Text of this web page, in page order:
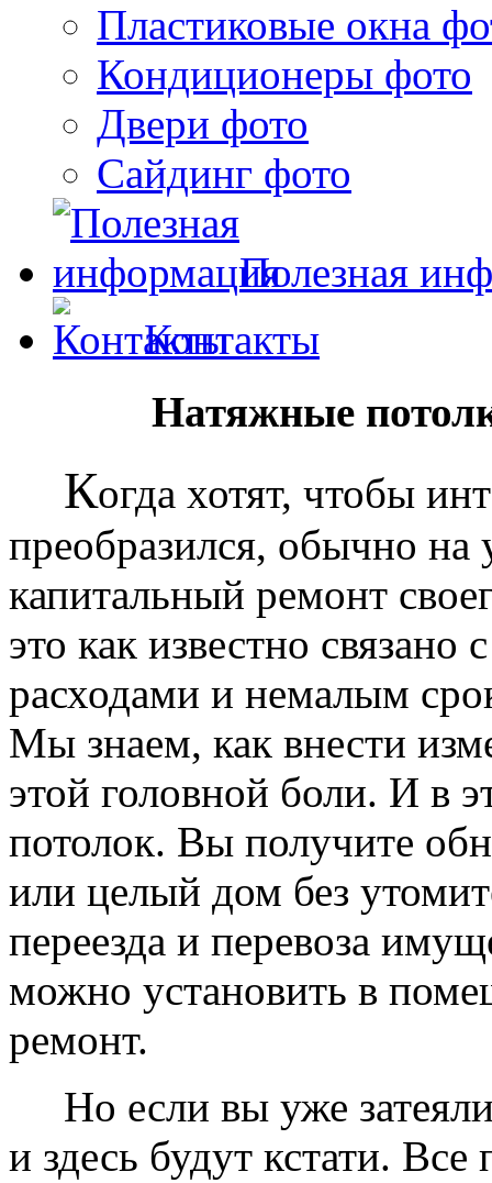
Пластиковые окна
Кондиционеры фото
Двери фото
Сайдинг фото
Полезная
Контакты
Натяжные
Когда хотят, чтобы
преобразился, обычно на
капитальный ремонт
это как известно
расходами и немалым
Мы знаем, как внести
этой головной боли. И в
потолок. Вы получите
или целый дом без
переезда и перевоза
можно установить в
ремонт.
Но если вы уже
и здесь будут кстати.